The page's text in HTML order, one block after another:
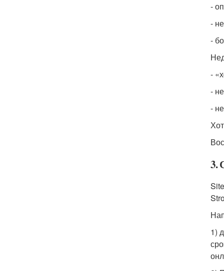
-
-
-
-
-
-
3.
1)